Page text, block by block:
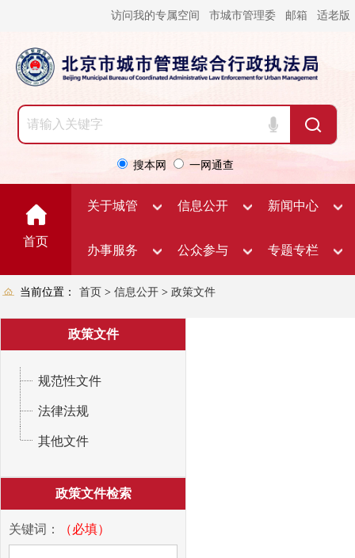
访问我的专属空间 市城市管理委 邮箱 适老版
搜本网 一网通查
首页
关于城管 信息公开 新闻中心
办事服务 公众参与 专题专栏
当前位置： 首页 > 信息公开 > 政策文件
政策文件
规范性文件
法律法规
其他文件
政策文件检索
关键词： （必填）